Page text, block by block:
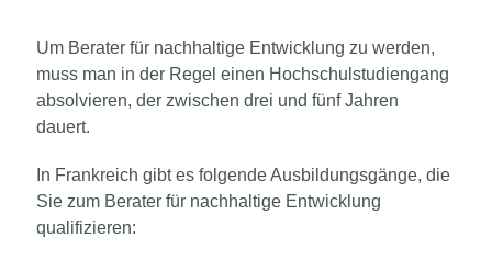
Um Berater für nachhaltige Entwicklung zu werden,
muss man in der Regel einen Hochschulstudiengang
absolvieren, der zwischen drei und fünf Jahren
dauert.
In Frankreich gibt es folgende Ausbildungsgänge, die
Sie zum Berater für nachhaltige Entwicklung
qualifizieren: